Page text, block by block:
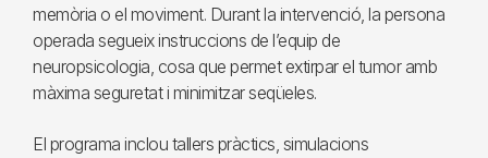
memòria o el moviment. Durant la intervenció, la persona
operada segueix instruccions de l’equip de
neuropsicologia, cosa que permet extirpar el tumor amb
màxima seguretat i minimitzar seqüeles.
El programa inclou tallers pràctics, simulacions